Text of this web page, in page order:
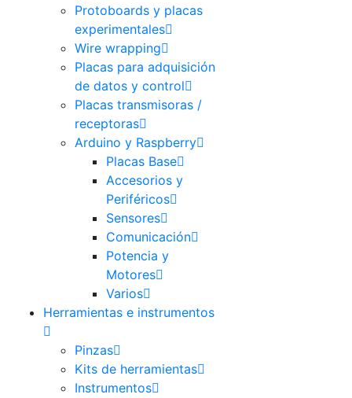
Protoboards y placas
experimentales
Wire wrapping
Placas para adquisición
de datos y control
Placas transmisoras /
receptoras
Arduino y Raspberry
Placas Base
Accesorios y
Periféricos
Sensores
Comunicación
Potencia y
Motores
Varios
Herramientas e instrumentos
Pinzas
Kits de herramientas
Instrumentos